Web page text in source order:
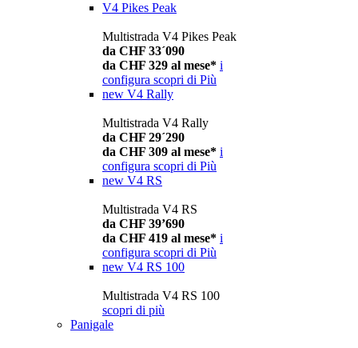
V4 Pikes Peak
Multistrada V4 Pikes Peak
da CHF 33´090
da CHF 329 al mese* i
configura scopri di Più
new V4 Rally
Multistrada V4 Rally
da CHF 29´290
da CHF 309 al mese* i
configura scopri di Più
new V4 RS
Multistrada V4 RS
da CHF 39’690
da CHF 419 al mese* i
configura scopri di Più
new V4 RS 100
Multistrada V4 RS 100
scopri di più
Panigale